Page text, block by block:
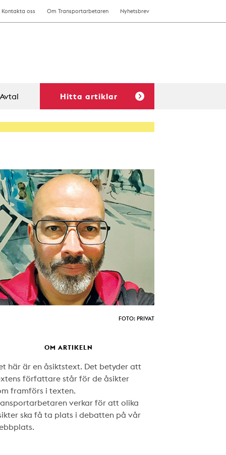
Kontakta oss Om Transportarbetaren Nyhetsbrev
Hitta artiklar
FOTO: PRIVAT
OM ARTIKELN
här är en åsiktstext. Det betyder att
författare står för de åsikter
framförs i texten.
verkar för att olika
ska få ta plats i debatten på vår